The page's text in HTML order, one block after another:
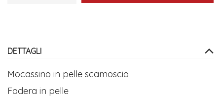
DETTAGLI
Mocassino in pelle scamoscio
Fodera in pelle